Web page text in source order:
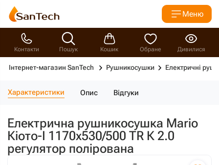
Меню
Контакти Пошук Кошик Обране Дивилися
Інтернет-магазин SanTech Рушникосушки Електричні
Характеристики Опис Відгуки
Електрична рушникосушка Mario
Кіото-I 1170х530/500 TR К 2.0
регулятор полірована